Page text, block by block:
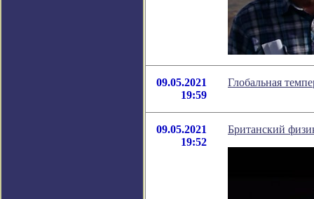
09.05.2021
19:59
Глобальная
09.05.2021
19:52
Британский